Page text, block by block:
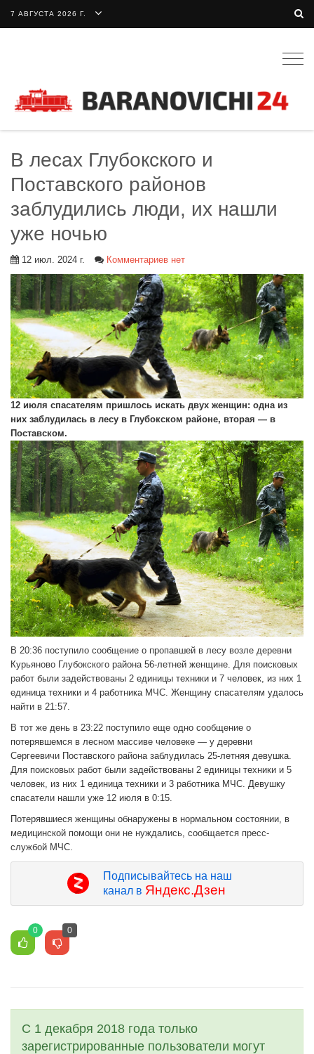
7 АВГУСТА 2026 Г.
В лесах Глубокского и
Поставского районов
заблудились люди, их нашли
уже ночью
12 июл. 2024 г. Комментариев нет
12 июля спасателям пришлось искать двух женщин: одна из
них заблудилась в лесу в Глубокском районе, вторая — в
Поставском.
В 20:36 поступило сообщение о пропавшей в лесу возле деревни
Курьяново Глубокского района 56-летней женщине. Для поисковых
работ были задействованы 2 единицы техники и 7 человек, из них 1
единица техники и 4 работника МЧС. Женщину спасателям удалось
найти в 21:57.
В тот же день в 23:22 поступило еще одно сообщение о
потерявшемся в лесном массиве человеке — у деревни
Сергеевичи Поставского района заблудилась 25-летняя девушка.
Для поисковых работ были задействованы 2 единицы техники и 5
человек, из них 1 единица техники и 3 работника МЧС. Девушку
спасатели нашли уже 12 июля в 0:15.
Потерявшиеся женщины обнаружены в нормальном состоянии, в
медицинской помощи они не нуждались, сообщается пресс-
службой МЧС.
Подписывайтесь на наш
канал в Яндекс.Дзен
0 0
С 1 декабря 2018 года только
зарегистрированные пользователи могут